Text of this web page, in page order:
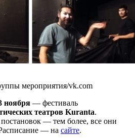
мероприятия/vk.com
ноября — фестиваль
театров Kuranta.
— тем более, все они
— на сайте.